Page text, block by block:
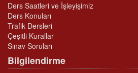
Ders Saatleri ve İşleyişimiz
Ders Konuları
Trafik Dersleri
Çeşitli Kurallar
Sınav Soruları
Bilgilendirme